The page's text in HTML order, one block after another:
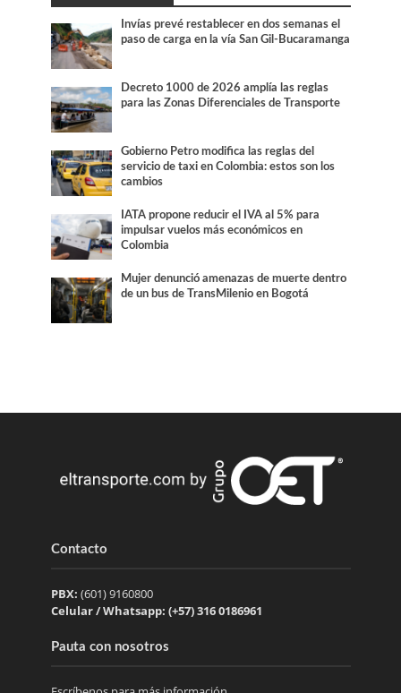
Invías prevé restablecer en dos semanas el
paso de carga en la vía San Gil-Bucaramanga
Decreto 1000 de 2026 amplía las reglas
para las Zonas Diferenciales de Transporte
Gobierno Petro modifica las reglas del
servicio de taxi en Colombia: estos son los
cambios
IATA propone reducir el IVA al 5% para
impulsar vuelos más económicos en
Colombia
Mujer denunció amenazas de muerte dentro
de un bus de TransMilenio en Bogotá
Contacto
PBX: (601) 9160800
Celular / Whatsapp: (+57) 316 0186961
Pauta con nosotros